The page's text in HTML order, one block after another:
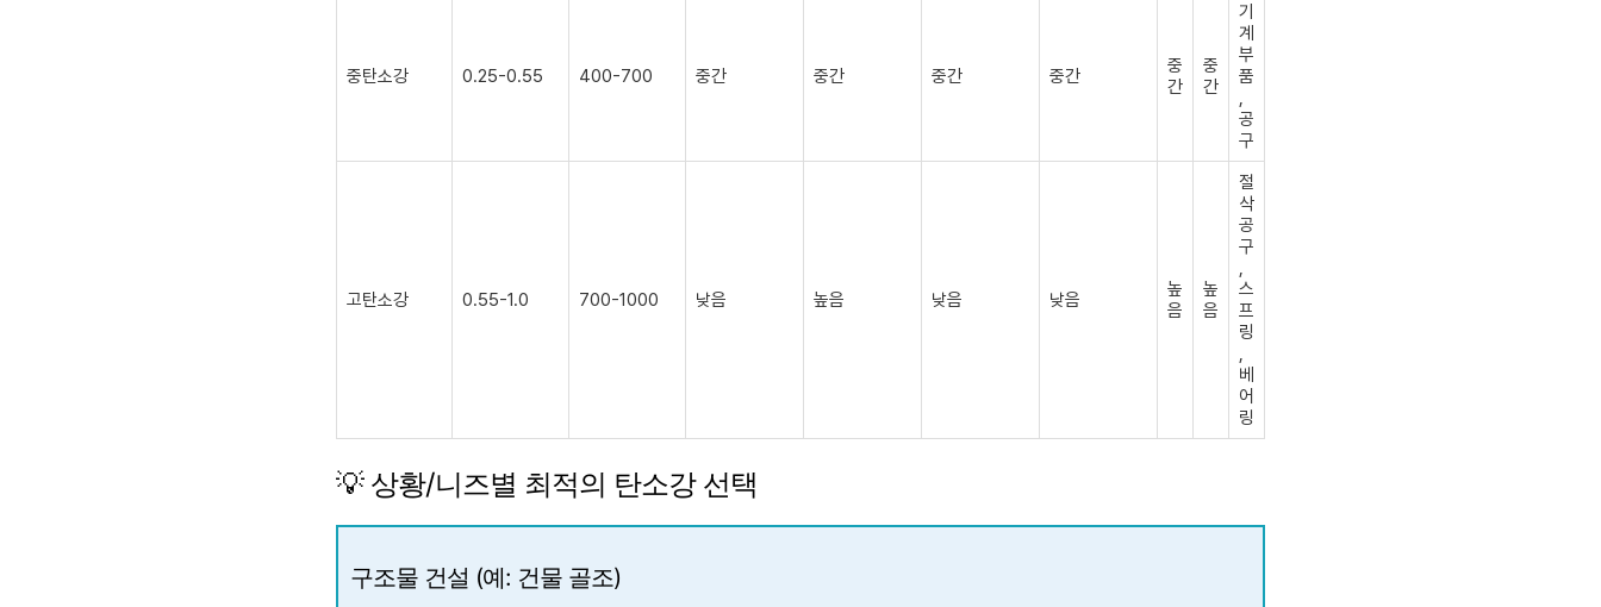
중탄소강 0.25-0.55 400-700 중간 중간 중간 중간
중
간
중
간
기
계
부
품
,
공
구
고탄소강 0.55-1.0 700-1000 낮음 높음 낮음 낮음
높
음
높
음
절
삭
공
구
,
스
프
링
,
베
어
링
💡 상황/니즈별 최적의 탄소강 선택
구조물 건설 (예: 건물 골조)